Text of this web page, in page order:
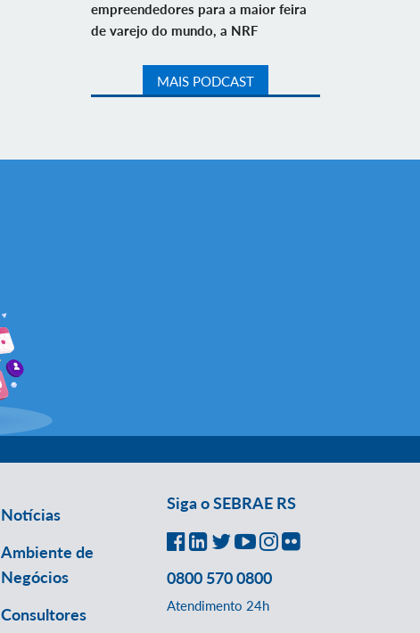
empreendedores para a maior feira
de varejo do mundo, a NRF
MAIS PODCAST
Notícias
Ambiente de
Negócios
Consultores
Siga o SEBRAE RS
0800 570 0800
Atendimento 24h